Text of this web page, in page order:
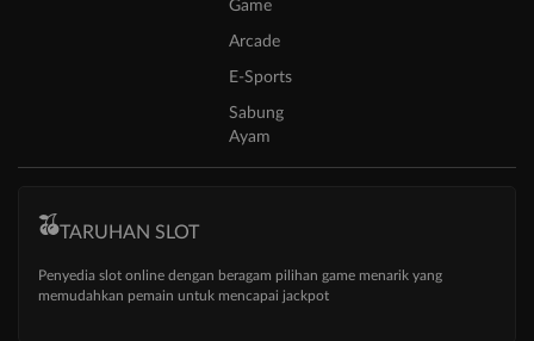
Game
Arcade
E-Sports
Sabung
Ayam
TARUHAN SLOT
Penyedia slot online dengan beragam pilihan game menarik yang
memudahkan pemain untuk mencapai jackpot